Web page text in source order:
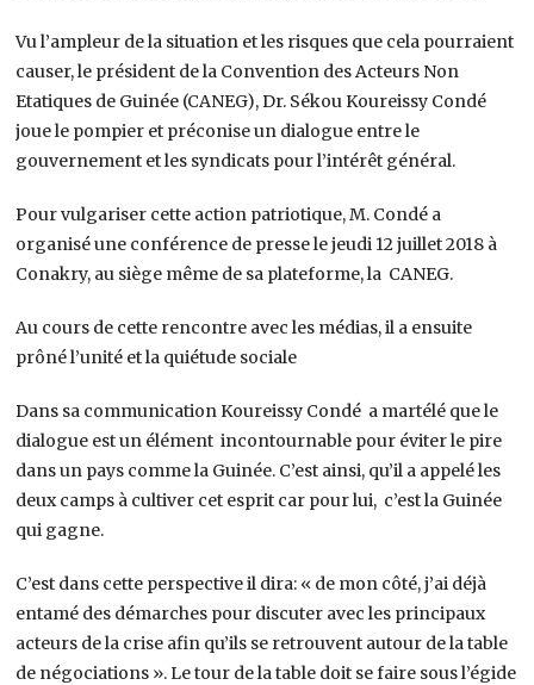
Vu l’ampleur de la situation et les risques que cela pourraient
causer, le président de la Convention des Acteurs Non
Etatiques de Guinée (CANEG), Dr. Sékou Koureissy Condé
joue le pompier et préconise un dialogue entre le
gouvernement et les syndicats pour l’intérêt général.
Pour vulgariser cette action patriotique, M. Condé a
organisé une conférence de presse le jeudi 12 juillet 2018 à
Conakry, au siège même de sa plateforme, la CANEG.
Au cours de cette rencontre avec les médias, il a ensuite
prôné l’unité et la quiétude sociale
Dans sa communication Koureissy Condé a martélé que le
dialogue est un élément incontournable pour éviter le pire
dans un pays comme la Guinée. C’est ainsi, qu’il a appelé les
deux camps à cultiver cet esprit car pour lui, c’est la Guinée
qui gagne.
C’est dans cette perspective il dira: « de mon côté, j’ai déjà
entamé des démarches pour discuter avec les principaux
acteurs de la crise afin qu’ils se retrouvent autour de la table
de négociations ». Le tour de la table doit se faire sous l’égide